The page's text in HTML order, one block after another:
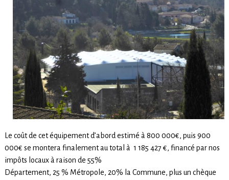
Le coût de cet équipement d’abord estimé à 800 000€, puis 900
000€ se montera finalement au total à 1 185 427 €, financé par nos
impôts locaux à raison de 55%
Département, 25 % Métropole, 20% la Commune, plus un chèque